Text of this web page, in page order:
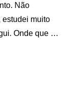
Não
estudei muito
Onde que …